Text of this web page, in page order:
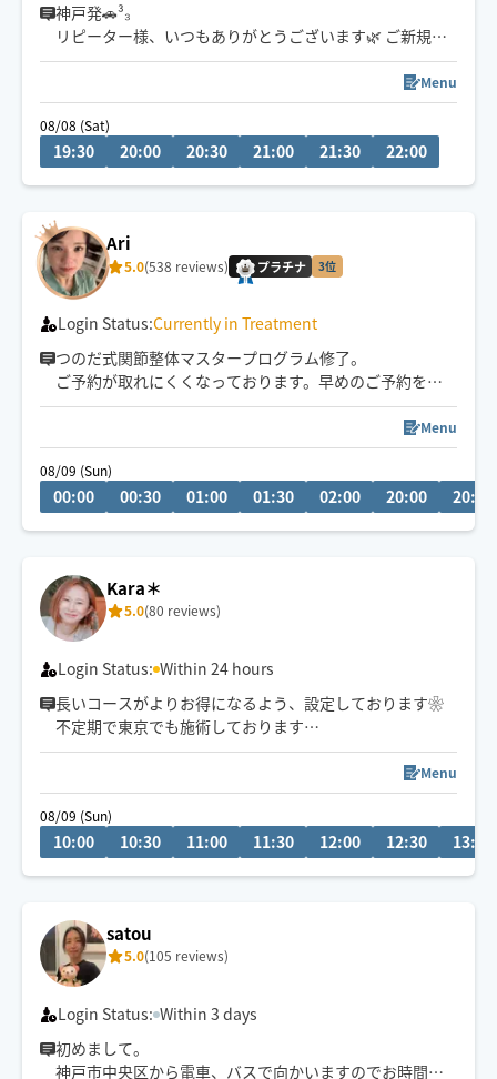
神戸発🚗³₃
リピーター様、いつもありがとうございます🌿 ご新規様
も大歓迎です😊
疲れやコリが気になる方は揉みほぐし＋オイルがオスス
メです️🫧
ラックスへ導きます
手が温かくて気持ちいいとご好評いただいています🤲✨
ぜひ一度ご体感ください️🫧
Menu
08/08 (Sat)
19:30 20:00 20:30 21:00 21:30 22:00
Ari
5.0(538 reviews) プラチナ 3位
Login Status:Currently in Treatment
つのだ式関節整体マスタープログラム修了。
ご予約が取れにくくなっております。早めのご予約をお
勧めしています。
びっくりするくらい強押しに感じるかもしれませんが、
凝り固まった部分をピンポイントでほぐす時に感じる圧
です。頑固な凝りをほぐしてスッキリしたい方、是非ご
Menu
08/09 (Sun)
00:00 00:30 01:00 01:30 02:00 20:00 20:30
Kara＊
5.0(80 reviews)
Login Status: Within 24 hours
長いコースがよりお得になるよう、設定しております❀
不定期で東京でも施術しております
タイ古式ベースの心地よいリズムと圧で、お客様一人一
人に合わせた施術を心がけており、
心身ともにリラックスしていただけるよう頑張ります❁
ざいます。予めご了承ください。
Menu
08/09 (Sun)
10:00 10:30 11:00 11:30 12:00 12:30 13:00
satou
5.0(105 reviews)
Login Status: Within 3 days
初めまして。
神戸市中央区から電車、バスで向かいますのでお時間等